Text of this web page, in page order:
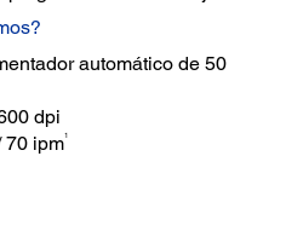
automático de 50
dpi
70 ipm1